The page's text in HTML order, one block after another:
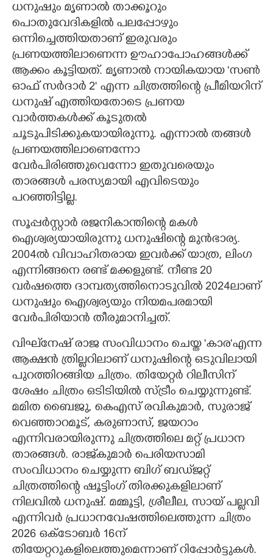
ധനുഷും മൃണാൽ താക്കൂറും
പൊതുവേദികളിൽ പലപ്പോഴും
ഒന്നിച്ചെത്തിയതാണ് ഇരുവരും
പ്രണയത്തിലാണെന്ന ഊഹാപോഹങ്ങൾക്ക്
ആക്കം കൂട്ടിയത്. മൃണാൽ നായികയായ 'സൺ
ഓഫ് സർദാർ 2' എന്ന ചിത്രത്തിന്റെ പ്രീമിയറിന്
ധനുഷ് എത്തിയതോടെ പ്രണയ
വാർത്തകൾക്ക് കൂടുതൽ
ചൂടുപിടിക്കുകയായിരുന്നു. എന്നാൽ തങ്ങൾ
പ്രണയത്തിലാണെന്നോ
വേർപിരിഞ്ഞുവെന്നോ ഇതുവരെയും
താരങ്ങൾ പരസ്യമായി എവിടെയും
പറഞ്ഞിട്ടില്ല.
സൂപ്പർസ്റ്റാർ രജനികാന്തിന്റെ മകൾ
ഐശ്വര്യയായിരുന്നു ധനുഷിന്റെ മുൻഭാര്യ.
2004ൽ വിവാഹിതരായ ഇവർക്ക് യാത്ര, ലിംഗ
എന്നിങ്ങനെ രണ്ട് മക്കളുണ്ട്. നീണ്ട 20
വർഷത്തെ ദാമ്പത്യത്തിനൊടുവിൽ 2024ലാണ്
ധനുഷും ഐശ്വര്യയും നിയമപരമായി
വേർപിരിയാൻ തീരുമാനിച്ചത്.
വിഘ്‌നേഷ് രാജ സംവിധാനം ചെയ്ത 'കാര'എന്ന
ആക്ഷൻ ത്രില്ലറിലാണ് ധനുഷിന്റെ ഒടുവിലായി
പുറത്തിറങ്ങിയ ചിത്രം. തിയേറ്റർ റിലീസിന്
ശേഷം ചിത്രം ഒടിടിയിൽ സ്ട്രീം ചെയ്യുന്നുണ്ട്.
മമിത ബൈജു, കെഎസ് രവികുമാർ, സുരാജ്
വെഞ്ഞാറമൂട്, കരുണാസ്, ജയറാം
എന്നിവരായിരുന്നു ചിത്രത്തിലെ മറ്റ് പ്രധാന
താരങ്ങൾ. രാജ്‌കുമാർ പെരിയസാമി
സംവിധാനം ചെയ്യുന്ന ബിഗ് ബ‌ഡ്‌ജറ്റ്
ചിത്രത്തിന്റെ ഷൂട്ടിംഗ് തിരക്കുകളിലാണ്
നിലവിൽ ധനുഷ്. മമ്മൂട്ടി, ശ്രീലീല, സായ് പല്ലവി
എന്നിവർ പ്രധാനവേഷത്തിലെത്തുന്ന ചിത്രം
2026 ഒക്ടോബർ 16ന്
തിയേറ്ററുകളിലെത്തുമെന്നാണ് റിപ്പോർട്ടുകൾ.